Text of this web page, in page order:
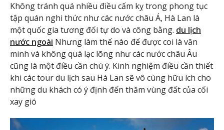
Không tránh quá nhiều điều cấm kỵ trong phong tục
tập quán nghi thức như các nước châu Á, Hà Lan là
một quốc gia tương đối tự do và công bằng. du lịch
nước ngoài Nhưng làm thế nào để được coi là văn
minh và không quá lạc lõng như các nước châu Âu
cũng là một điều cần chú ý. Kinh nghiệm điều cần thiết
khi các tour du lịch sau Hà Lan sẽ vô cùng hữu ích cho
những du khách có ý định đến thăm vùng đất của cối
xay gió